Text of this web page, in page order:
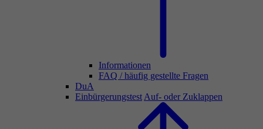
Informationen
FAQ / häufig gestellte Fragen
DuA
Einbürgerungstest Auf- oder Zuklappen